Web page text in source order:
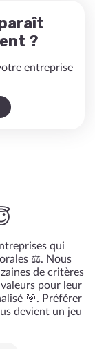
?
entreprise
qui
⚖️. Nous
de critères
pour leur
🎯. Préférer
devient un jeu